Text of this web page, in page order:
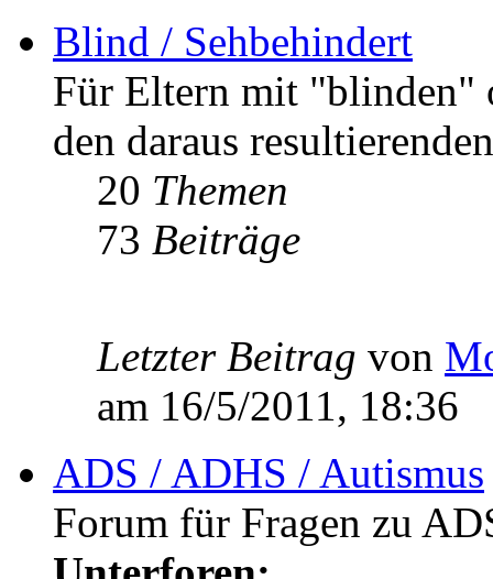
Blind / Sehbehindert
Für Eltern mit "blinden"
den daraus
20 Themen
73 Beiträge
Letzter Beitrag von
am 16/5/2011, 18:36
ADS / ADHS / Autismus
Forum für Fragen zu